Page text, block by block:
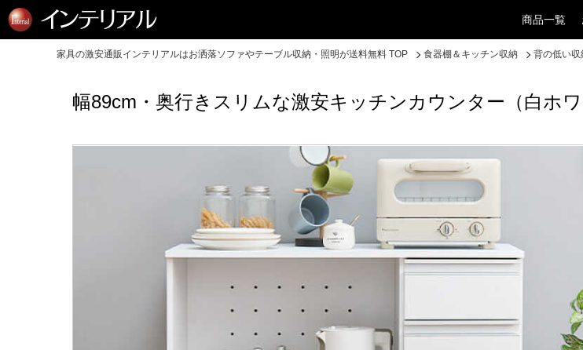
商品一覧
家具の激安通販インテリアルはお洒落ソファやテーブル収納・照明が送料無料 TOP 食器棚＆キッチン収納 背の低い収
幅89cm・奥行きスリムな激安キッチンカウンター（白ホワ